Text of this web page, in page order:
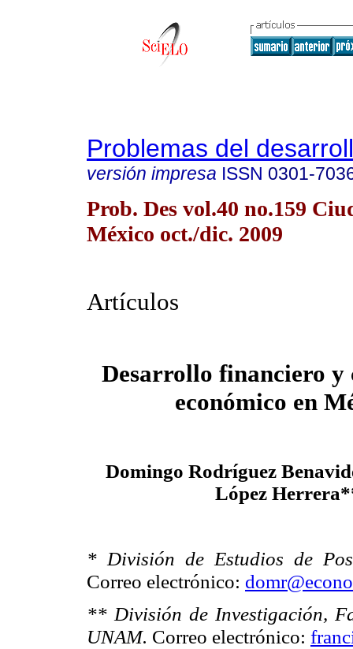
Problemas del
versión impresa ISSN 0301-
Prob. Des vol.40 no.159
México oct./dic. 2009
Artículos
Desarrollo financiero y
económico en
Domingo Rodríguez
López
* División de Estudios de
Correo electrónico:
** División de Investigación,
UNAM. Correo electrónico: